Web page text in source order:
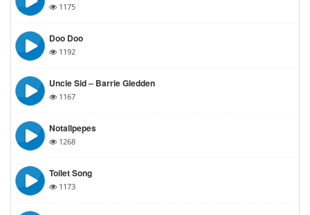
1175
Doo Doo
1192
Uncle Sid – Barrie Gledden
1167
Notallpepes
1268
Toilet Song
1173